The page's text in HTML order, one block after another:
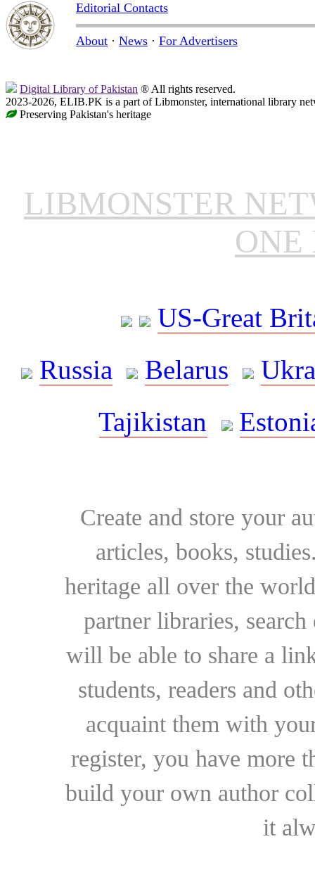
Editorial Contacts
About · News · For Advertisers
Digital Library of Pakistan ® All rights reserved.
2023-2026, ELIB.PK is a part of Libmonster, international library
Preserving Pakistan's heritage
LIBMONSTER
ONE
US-Great
Russia
Belarus
Tajikistan
Create and store your
articles, books,
heritage all over the
partner libraries,
will be able to share a
students, readers and
acquaint them with
register, you have more
build your own author
it